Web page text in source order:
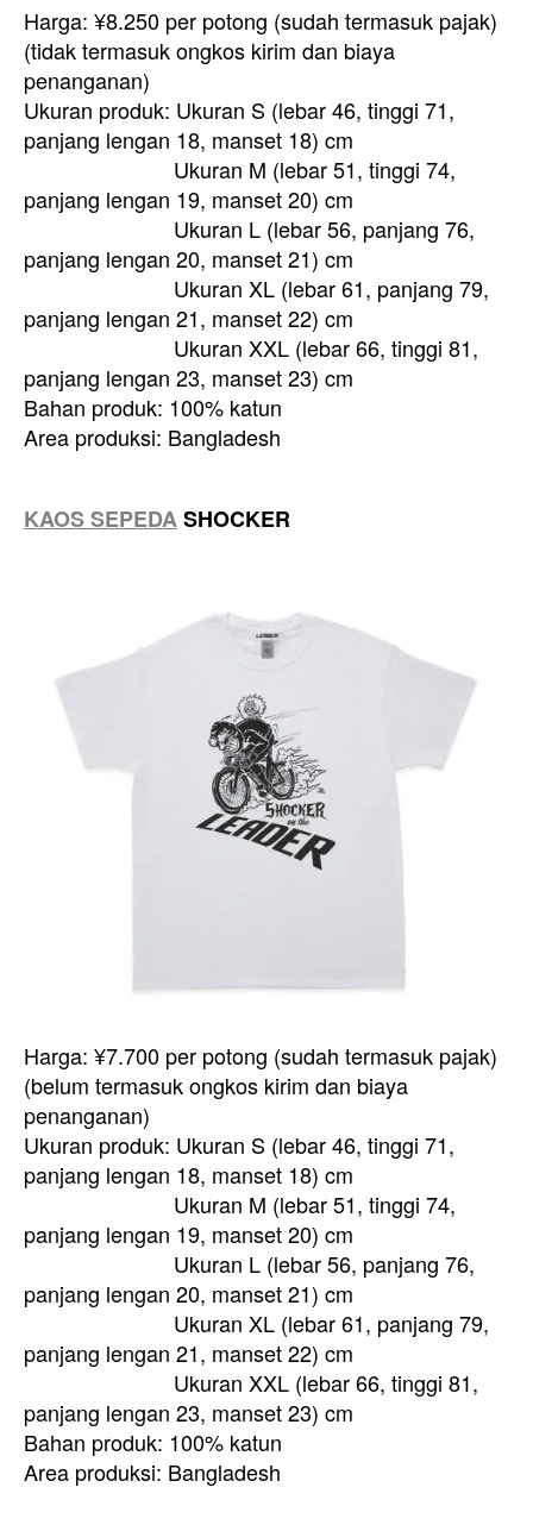
Harga: ¥8.250 per potong (sudah termasuk pajak)
(tidak termasuk ongkos kirim dan biaya
penanganan)
Ukuran produk: Ukuran S (lebar 46, tinggi 71,
panjang lengan 18, manset 18) cm
Ukuran M (lebar 51, tinggi 74,
panjang lengan 19, manset 20) cm
Ukuran L (lebar 56, panjang 76,
panjang lengan 20, manset 21) cm
Ukuran XL (lebar 61, panjang 79,
panjang lengan 21, manset 22) cm
Ukuran XXL (lebar 66, tinggi 81,
panjang lengan 23, manset 23) cm
Bahan produk: 100% katun
Area produksi: Bangladesh
KAOS SEPEDASHOCKER
Harga: ¥7.700 per potong (sudah termasuk pajak)
(belum termasuk ongkos kirim dan biaya
penanganan)
Ukuran produk: Ukuran S (lebar 46, tinggi 71,
panjang lengan 18, manset 18) cm
Ukuran M (lebar 51, tinggi 74,
panjang lengan 19, manset 20) cm
Ukuran L (lebar 56, panjang 76,
panjang lengan 20, manset 21) cm
Ukuran XL (lebar 61, panjang 79,
panjang lengan 21, manset 22) cm
Ukuran XXL (lebar 66, tinggi 81,
panjang lengan 23, manset 23) cm
Bahan produk: 100% katun
Area produksi: Bangladesh